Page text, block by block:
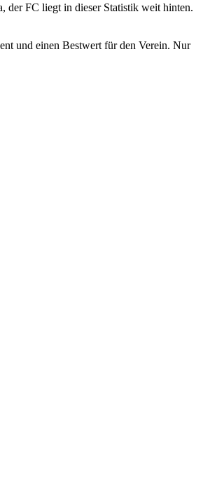
der FC liegt in dieser Statistik weit hinten.
und einen Bestwert für den Verein. Nur